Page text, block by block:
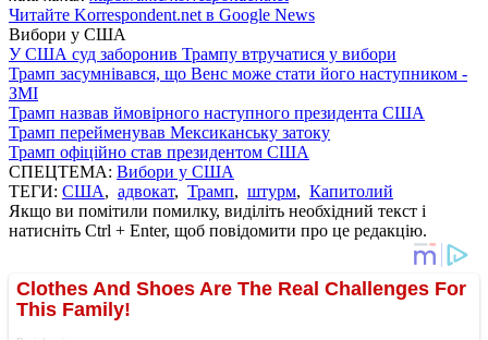
Читайте Korrespondent.net в Google News
Вибори у США
У США суд заборонив Трампу втручатися у вибори
Трамп засумнівався, що Венс може стати його наступником -
ЗМІ
Трамп назвав ймовірного наступного президента США
Трамп перейменував Мексиканську затоку
Трамп офіційно став президентом США
СПЕЦТЕМА: Вибори у США
ТЕГИ: США, адвокат, Трамп, штурм, Капитолий
Якщо ви помітили помилку, виділіть необхідний текст і
натисніть Ctrl + Enter, щоб повідомити про це редакцію.